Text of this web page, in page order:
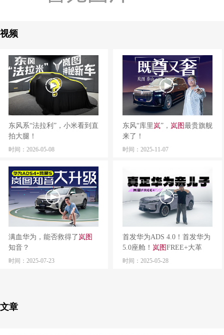
视频
东风系“法拉利”，小米看到直
拍大腿！
时间：2026-05-08
东风“库里 岚”， 岚图 最贵旗舰
来了！
时间：2025-11-07
满血华为，能否救得了 岚图
知音？
时间：2025-07-23
首发华为ADS 4.0！首发华为
5.0座舱！ 岚图 FREE+大革
新！
时间：2025-05-28
文章